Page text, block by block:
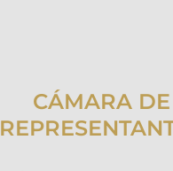
CÁMARA DE